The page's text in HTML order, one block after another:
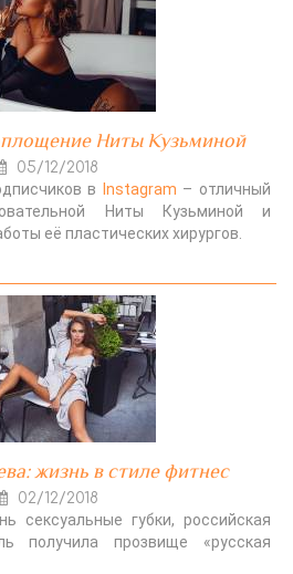
Ниты Кузьминой
05/12/2018
в Instagram – отличный
Ниты Кузьминой и
её пластических хирургов.
жизнь в стиле фитнес
02/12/2018
сексуальные губки, российская
получила прозвище «русская